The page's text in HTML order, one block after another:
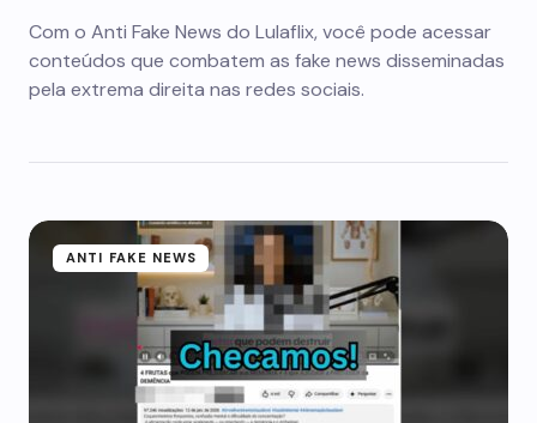
Com o Anti Fake News do Lulaflix, você pode acessar
conteúdos que combatem as fake news disseminadas
pela extrema direita nas redes sociais.
ANTI FAKE NEWS